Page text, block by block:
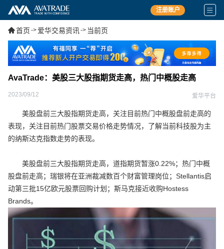
注册账户
首页 -> 爱华交易资讯 -> 当前页
AvaTrade：美股三大股指期货走高，热门中概股走高
2023/09/12 爱华平台
美股盘前三大股指期货走高，关注目前热门中概股盘前走高的
表现，关注目前热门股票交易价格走势情况，了解当前科技股为主
的纳斯达克指数走势的表现。
美股盘前三大股指期货走高，道指期货暂涨0.22%；热门中概
股盘前走高；瑞银将在亚洲裁减数百个财富管理岗位；Stellantis启
动第三批15亿欧元股票回购计划；斯马克接近收购Hostess
Brands。